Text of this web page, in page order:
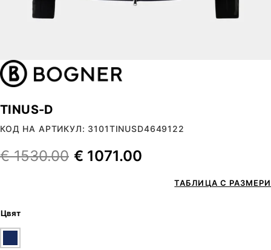
TINUS-D
КОД НА АРТИКУЛ: 3101TINUSD4649122
€1530.00 € 1071.00
ТАБЛИЦА С РАЗМЕРИ
Цвят